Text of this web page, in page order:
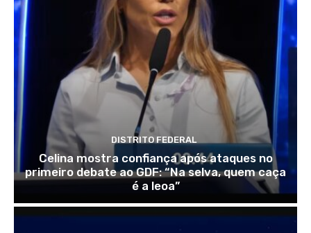
DISTRITO FEDERAL
Celina mostra confiança após ataques no
primeiro debate ao GDF: “Na selva, quem caça
é a leoa”